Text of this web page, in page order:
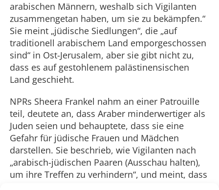
arabischen Männern, weshalb sich Vigilanten
zusammengetan haben, um sie zu bekämpfen.“
Sie meint „jüdische Siedlungen“, die „auf
traditionell arabischem Land emporgeschossen
sind“ in Ost-Jerusalem, aber sie gibt nicht zu,
dass es auf gestohlenem palästinensischen
Land geschieht.
NPRs Sheera Frankel nahm an einer Patrouille
teil, deutete an, dass Araber minderwertiger als
Juden seien und behauptete, dass sie eine
Gefahr für jüdische Frauen und Mädchen
darstellen. Sie beschrieb, wie Vigilanten nach
„arabisch-jüdischen Paaren (Ausschau halten),
um ihre Treffen zu verhindern“, und meint, dass